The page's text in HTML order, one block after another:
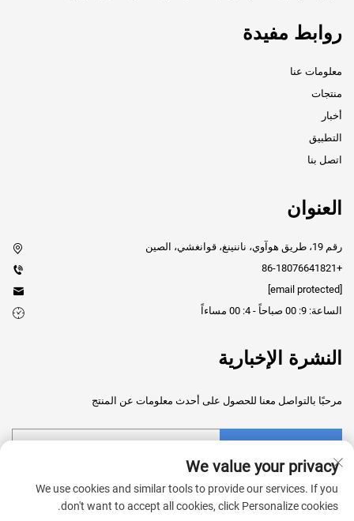
روابط مفيدة
معلومات عنا
منتجات
أخبار
التطبيق
اتصل بنا
العنوان
رقم 19، طريق هوآوي، ناننينغ، قوانغشي، الصين
+86-18076641821
الساعة: 9: 00 صباحاً - 4: 00 مساءاً
النشرة الإخبارية
مرحبًا بالتواصل معنا للحصول على أحدث معلومات عن المنتج
We value your privacy
We use cookies and similar tools to provide our services. If you
don't want to accept all cookies, click Personalize cookies.